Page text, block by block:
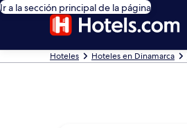
Ir a la sección principal de la página
Hoteles Hoteles en Dinamarca